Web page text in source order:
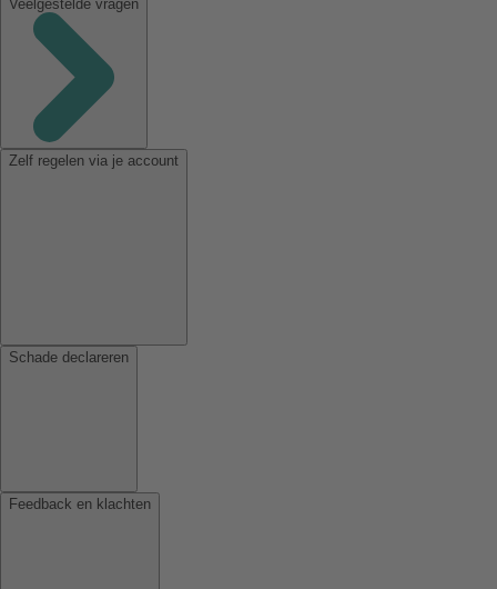
Veelgestelde vragen
Zelf regelen via je account
Schade declareren
Feedback en klachten